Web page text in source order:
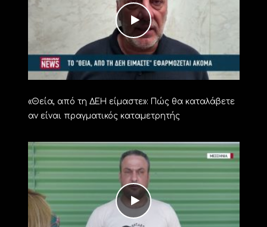
«Θεία, από τη ΔΕΗ είμαστε»: Πώς θα καταλάβετε
αν είναι πραγματικός καταμετρητής